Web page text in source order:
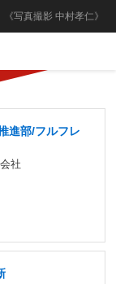
《写真撮影 中村孝仁》
進部/フルフレ
社